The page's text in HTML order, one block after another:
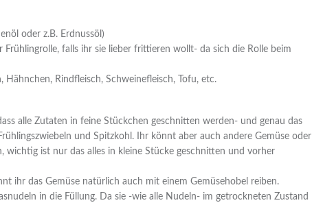
oder z.B. Erdnussöl)
Frühlingrolle, falls ihr sie lieber frittieren wollt- da sich die Rolle beim
Rindfleisch, Schweinefleisch, Tofu, etc.
alle Zutaten in feine Stückchen geschnitten werden- und genau das
und Spitzkohl. Ihr könnt aber auch andere Gemüse oder
wichtig ist nur das alles in kleine Stücke geschnitten und vorher
ihr das Gemüse natürlich auch mit einem Gemüsehobel reiben.
in die Füllung. Da sie -wie alle Nudeln- im getrockneten Zustand